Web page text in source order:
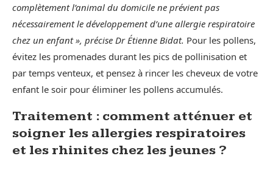
complètement l’animal du domicile ne prévient pas
nécessairement le développement d’une allergie respiratoire
chez un enfant », précise Dr Étienne Bidat. Pour les pollens,
évitez les promenades durant les pics de pollinisation et
par temps venteux, et pensez à rincer les cheveux de votre
enfant le soir pour éliminer les pollens accumulés.
Traitement : comment atténuer et
soigner les allergies respiratoires
et les rhinites chez les jeunes ?